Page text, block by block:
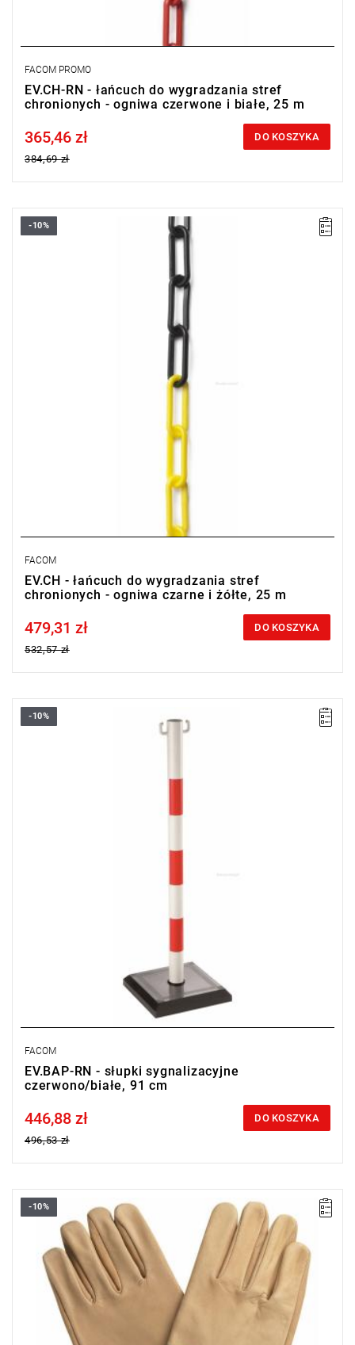
FACOM PROMO
EV.CH-RN - łańcuch do wygradzania stref
chronionych - ogniwa czerwone i białe, 25 m
Price tax included
365,46 zł
384,69 zł
DO KOSZYKA
Długość: 25 m.
-10%
FACOM
EV.CH - łańcuch do wygradzania stref
chronionych - ogniwa czarne i żółte, 25 m
Price tax included
479,31 zł
532,57 zł
DO KOSZYKA
Wysokość: 91 cm.
-10%
FACOM
EV.BAP-RN - słupki sygnalizacyjne
czerwono/białe, 91 cm
Price tax included
446,88 zł
496,53 zł
DO KOSZYKA
• Rozmiar: 10 mm (C)
• Masa: 160 g.
Typ gwarancji:L
-10%